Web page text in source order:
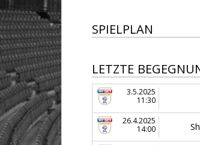
SPIELPLAN
LETZTE
3.5.2025
11:30
26.4.2025
14:00